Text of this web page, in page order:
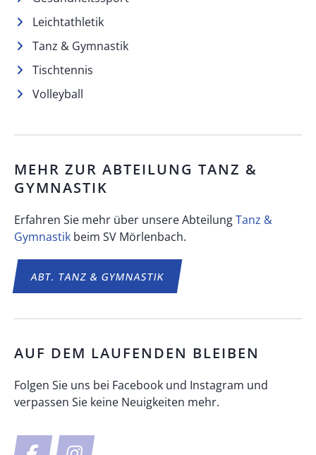
Leichtathletik
Tanz & Gymnastik
Tischtennis
Volleyball
MEHR ZUR ABTEILUNG TANZ &
GYMNASTIK
Erfahren Sie mehr über unsere AbteilungTanz &
Gymnastik beim SV Mörlenbach.
ABT.TANZ & GYMNASTIK
AUF DEM LAUFENDEN BLEIBEN
Folgen Sie uns bei Facebook und Instagram und
verpassen Sie keine Neuigkeiten mehr.